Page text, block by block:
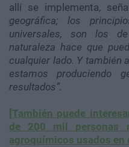
allí se implementa,
geográfica; los
universales, son los
naturaleza hace que
cualquier lado. Y también
estamos produciendo
resultados”.
[También puede
de 200 mil personas
agroquímicos usados en